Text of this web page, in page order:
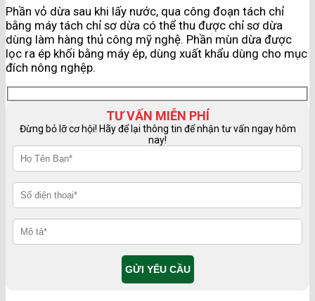
Phần vỏ dừa sau khi lấy nước, qua công đoạn tách chỉ
bằng máy tách chỉ sơ dừa có thể thu được chỉ sơ dừa
dùng làm hàng thủ công mỹ nghệ. Phần mùn dừa được
lọc ra ép khối bằng máy ép, dùng xuất khẩu dùng cho mục
đích nông nghệp.
TƯ VẤN MIỄN PHÍ
Đừng bỏ lỡ cơ hội! Hãy để lại thông tin để nhận tư vấn ngay hôm
nay!